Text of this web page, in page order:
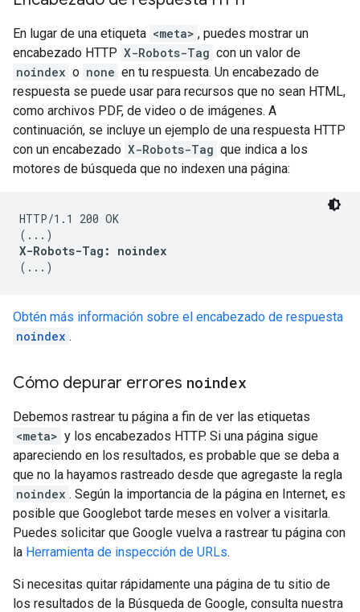
En lugar de una etiqueta <meta> , puedes mostrar un
encabezado HTTP X-Robots-Tag con un valor de
noindex o none en tu respuesta. Un encabezado de
respuesta se puede usar para recursos que no sean HTML,
como archivos PDF, de video o de imágenes. A
continuación, se incluye un ejemplo de una respuesta HTTP
con un encabezado X-Robots-Tag que indica a los
motores de búsqueda que no indexen una página:
HTTP/1.1 200 OK
X-Robots-Tag: noindex
(...)
Obtén más información sobre el encabezado de respuesta
noindex .
Cómo depurar errores noindex
Debemos rastrear tu página a fin de ver las etiquetas
<meta> y los encabezados HTTP. Si una página sigue
apareciendo en los resultados, es probable que se deba a
que no la hayamos rastreado desde que agregaste la regla
noindex . Según la importancia de la página en Internet, es
posible que Googlebot tarde meses en volver a visitarla.
Puedes solicitar que Google vuelva a rastrear tu página con
la Herramienta de inspección de URLs.
Si necesitas quitar rápidamente una página de tu sitio de
los resultados de la Búsqueda de Google, consulta nuestra